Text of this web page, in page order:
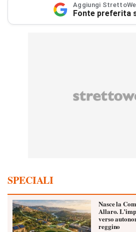
Aggiungi
Fonte preferita
SPECIALI
Nasce la
Allaro.
verso
reggino